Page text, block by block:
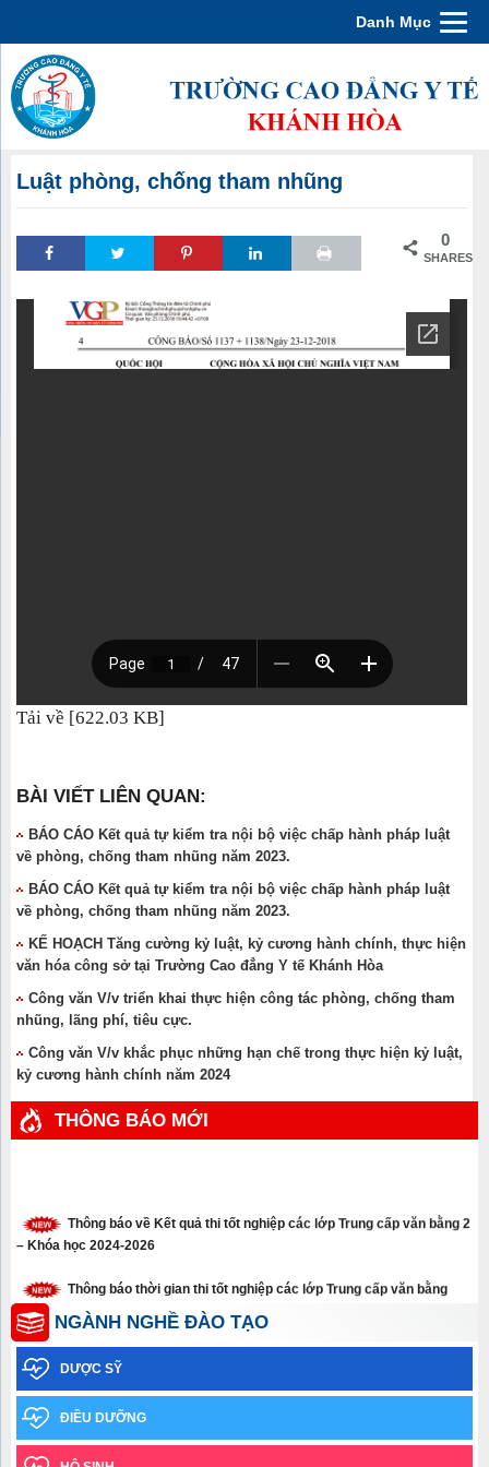
Danh Mục
Luật phòng, chống tham nhũng
0
SHARES
Tải về [622.03 KB]
BÀI VIẾT LIÊN QUAN:
BÁO CÁO Kết quả tự kiểm tra nội bộ việc chấp hành pháp luật
về phòng, chống tham nhũng năm 2023.
BÁO CÁO Kết quả tự kiểm tra nội bộ việc chấp hành pháp luật
về phòng, chống tham nhũng năm 2023.
KẾ HOẠCH Tăng cường kỷ luật, kỷ cương hành chính, thực hiện
văn hóa công sở tại Trường Cao đẳng Y tế Khánh Hòa
Công văn V/v triển khai thực hiện công tác phòng, chống tham
nhũng, lãng phí, tiêu cực.
Công văn V/v khắc phục những hạn chế trong thực hiện kỷ luật,
kỷ cương hành chính năm 2024
THÔNG BÁO MỚI
Thông báo về Kết quả thi tốt nghiệp các lớp Trung cấp văn bằng 2
– Khóa học 2024-2026
Thông báo thời gian thi tốt nghiệp các lớp Trung cấp văn bằng
năm 2026
Thông báo xét tuyển thẳng trình độ cao đẳng, trung cấp năm 2026
Thông báo về việc học sinh sinh viên chưa tham gia Bảo hiểm y
tế năm học 2025-2026
Thông báo Kết quả xét tốt nghiệp và xếp loại tốt nghiệp – Đợt
NGÀNH NGHỀ ĐÀO TẠO
DƯỢC SỸ
ĐIỀU DƯỠNG